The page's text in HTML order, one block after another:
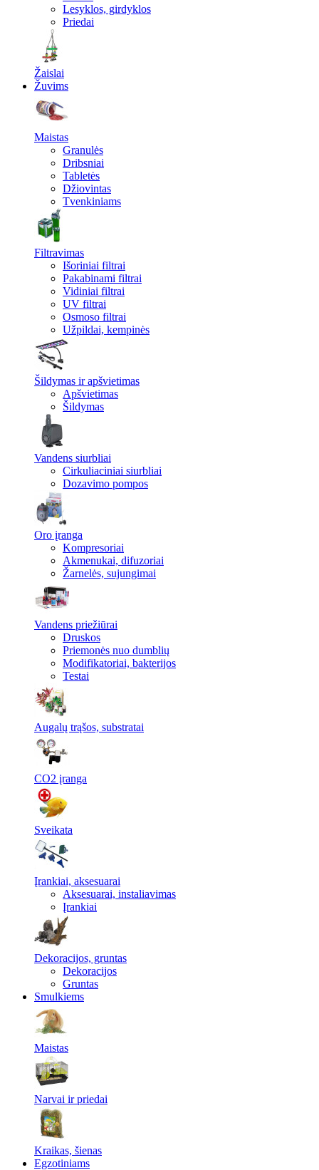
Lesyklos, girdyklos
Priedai
Žaislai
Žuvims
Maistas
Granulės
Dribsniai
Tabletės
Džiovintas
Tvenkiniams
Filtravimas
Išoriniai filtrai
Pakabinami filtrai
Vidiniai filtrai
UV filtrai
Osmoso filtrai
Užpildai, kempinės
Šildymas ir apšvietimas
Apšvietimas
Šildymas
Vandens siurbliai
Cirkuliaciniai siurbliai
Dozavimo pompos
Oro įranga
Kompresoriai
Akmenukai, difuzoriai
Žarnelės, sujungimai
Vandens priežiūrai
Druskos
Priemonės nuo dumblių
Modifikatoriai, bakterijos
Testai
Augalų trąšos, substratai
CO2 įranga
Sveikata
Įrankiai, aksesuarai
Aksesuarai, instaliavimas
Įrankiai
Dekoracijos, gruntas
Dekoracijos
Gruntas
Smulkiems
Maistas
Narvai ir priedai
Kraikas, šienas
Egzotiniams